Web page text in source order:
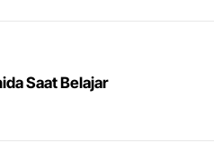
Saat Belajar